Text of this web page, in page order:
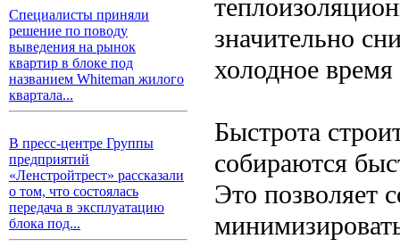
Специалисты приняли
решение по поводу
выведения на рынок
квартир в блоке под
названием Whiteman жилого
квартала...
В пресс-центре Группы
предприятий
«Ленстройтрест» рассказали
о том, что состоялась
передача в эксплуатацию
блока под...
значительно
холодное время
Быстрота
собираются
Это позволяет